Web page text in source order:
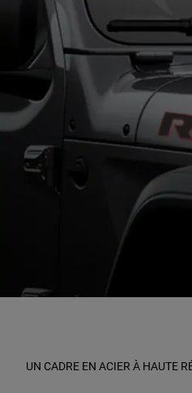
UN CADRE EN ACIER À HAUTE